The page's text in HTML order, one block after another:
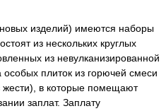
изделий) имеются наборы
из нескольких круглых
из невулканизированной
особых плиток из горючей смеси
жести), в которые помещают
заплат. Заплату